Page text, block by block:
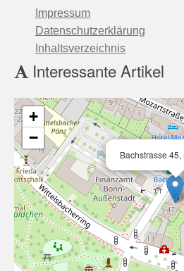
Impressum
Datenschutzerklärung
Inhaltsverzeichnis
Interessante Artikel
Bachstrasse
+
−